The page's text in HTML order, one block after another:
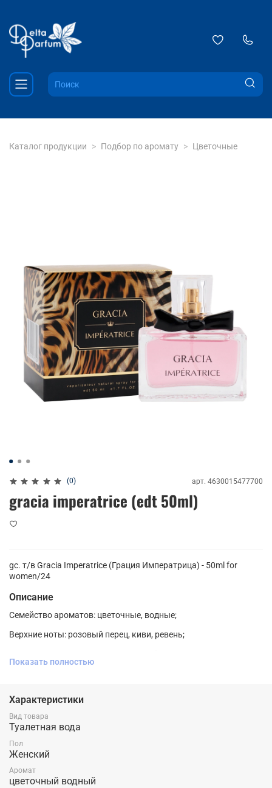
Каталог продукции Подбор по аромату Цветочные
(0) арт. 4630015477700
gracia imperatrice (edt 50ml)
gc. т/в Gracia Imperatrice (Грация Императрица) - 50ml for
women/24
Описание
Семейство ароматов: цветочные, водные;
Верхние ноты: розовый перец, киви, ревень;
Показать полностью
Характеристики
Вид товара
Туалетная вода
Пол
Женский
Аромат
цветочный водный